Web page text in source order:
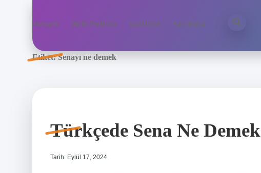
Anasayfa Gizlilik Politikası Yasal Uyarı Hakkımızda
Etiket:Senayı ne demek
Türkçede Sena Ne Demek
Tarih: Eylül 17, 2024